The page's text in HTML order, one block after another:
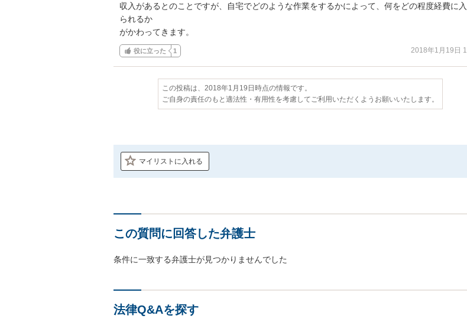
収入があるとのことですが、自宅でどのような作業をするかによって、何をどの程度経費に
られるか
がかわってきます。
役に立った 1 2018年1月19日
この投稿は、2018年1月19日時点の情報です。
ご自身の責任のもと適法性・有用性を考慮してご利用いただくようお願いいたします。
マイリストに入れる
この質問に回答した弁護士
条件に一致する弁護士が見つかりませんでした
法律Q&Aを探す